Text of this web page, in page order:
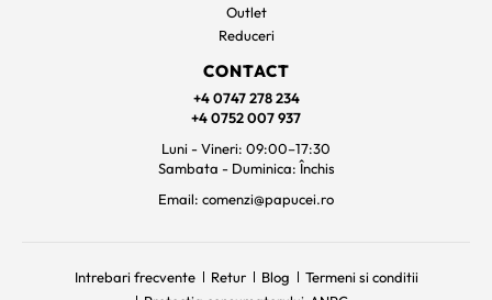
Outlet
Reduceri
CONTACT
+4 0747 278 234
+4 0752 007 937
Luni - Vineri: 09:00–17:30
Sambata - Duminica: Închis
Email: comenzi@papucei.ro
Intrebari frecvente Retur Blog
Termeni si conditii